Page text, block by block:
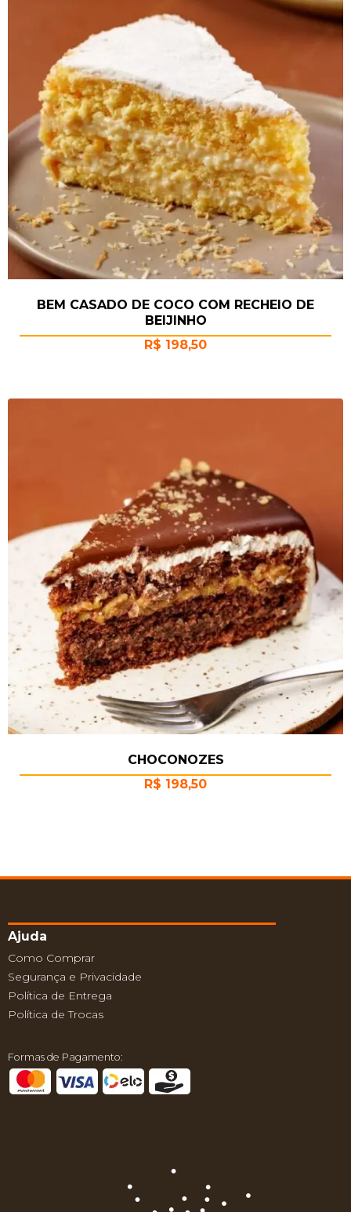
BEM CASADO DE COCO COM RECHEIO DE
BEIJINHO
R$ 198,50
CHOCONOZES
R$ 198,50
Ajuda
Como Comprar
Segurança e Privacidade
Política de Entrega
Política de Trocas
Formas de Pagamento: